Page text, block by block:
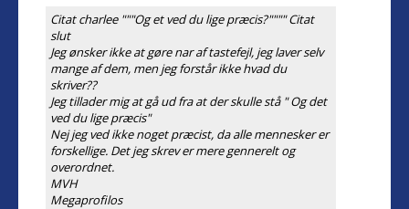
Citat charlee """Og et ved du lige præcis?"""" Citat
slut
Jeg ønsker ikke at gøre nar af tastefejl, jeg laver selv
mange af dem, men jeg forstår ikke hvad du
skriver??
Jeg tillader mig at gå ud fra at der skulle stå " Og det
ved du lige præcis"
Nej jeg ved ikke noget præcist, da alle mennesker er
forskellige. Det jeg skrev er mere gennerelt og
overordnet.
MVH
Megaprofilos